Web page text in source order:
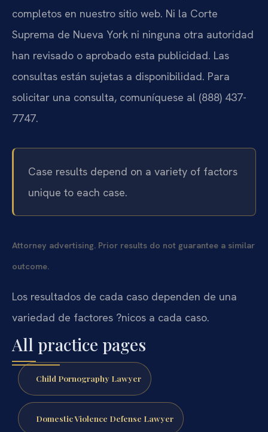
completos en nuestro sitio web. Ni la Corte
Suprema de Nueva York ni ninguna otra autoridad
han revisado o aprobado esta publicidad. Las
consultas están sujetas a disponibilidad. Para
solicitar una consulta, comuníquese al (888) 437-
7747.
Case results depend on a variety of factors
unique to each case.
Attorney advertising. Prior results do not guarantee a similar
outcome.
Los resultados de cada caso dependen de una
variedad de factores ?nicos a cada caso.
All practice pages
Child Pornography Lawyer
Domestic Violence Defense Lawyer